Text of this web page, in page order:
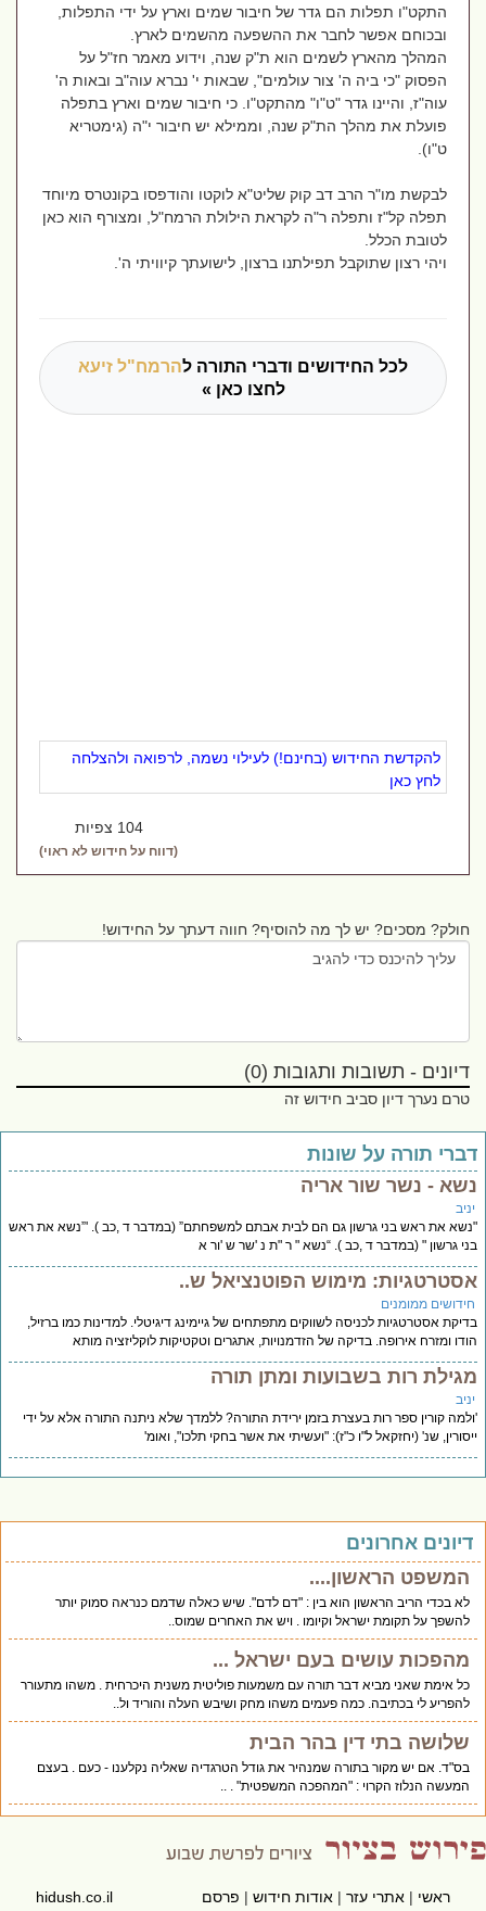
התקט"ו תפלות הם גדר של חיבור שמים וארץ על ידי התפלות,
ובכוחם אפשר לחבר את ההשפעה מהשמים לארץ.
המהלך מהארץ לשמים הוא ת"ק שנה, וידוע מאמר חז"ל על
הפסוק "כי ביה ה' צור עולמים", שבאות י' נברא עוה"ב ובאות ה'
עוה"ז, והיינו גדר "ט"ו" מהתקט"ו. כי חיבור שמים וארץ בתפלה
פועלת את מהלך הת"ק שנה, וממילא יש חיבור י"ה (גימטריא
ט"ו).
לבקשת מו"ר הרב דב קוק שליט"א לוקטו והודפסו בקונטרס מיוחד
תפלה קל"ז ותפלה ר"ה לקראת הילולת הרמח"ל, ומצורף הוא כאן
לטובת הכלל.
ויהי רצון שתוקבל תפילתנו ברצון, לישועתך קיוויתי ה'.
לכל החידושים ודברי התורה להרמח"ל זיעא
לחצו כאן »
להקדשת החידוש (בחינם!) לעילוי נשמה, לרפואה ולהצלחה
לחץ כאן
104 צפיות
(דווח על חידוש לא ראוי)
חולק? מסכים? יש לך מה להוסיף? חווה דעתך על החידוש!
דיונים - תשובות ותגובות (0)
טרם נערך דיון סביב חידוש זה
תורה על שונות
- נשר שור אריה
את ראש בני גרשון גם הם לבית אבתם למשפחתם” (במדבר ד ,כב ). '”נשא את ראש
גרשון " (במדבר ד ,כב ). “נשא " ר "ת נ 'שר ש 'ור א
מימוש הפוטנציאל ש..
ממומנים
אסטרטגיות לכניסה לשווקים מתפתחים של גיימינג דיגיטלי. למדינות כמו ברזיל,
ומזרח אירופה. בדיקה של הזדמנויות, אתגרים וטקטיקות לוקליזציה מותא
רות בשבועות ומתן תורה
קורין ספר רות בעצרת בזמן ירידת התורה? ללמדך שלא ניתנה התורה אלא על ידי
שנ' (יחזקאל ל"ו כ"ז): "ועשיתי את אשר בחקי תלכו", ואומ'
אחרונים
המשפט הראשון....
לא בכדי הריב הראשון הוא בין : "דם לדם". שיש כאלה שדמם כנראה סמוק יותר
להשפך על תקומת ישראל וקיומו . ויש את האחרים שמוס..
מהפכות עושים בעם ישראל ...
כל אימת שאני מביא דבר תורה עם משמעות פוליטית משנית היכרחית . משהו מתעורר
להפריע לי בכתיבה. כמה פעמים משהו מחק ושיבש העלה והוריד ול..
שלושה בתי דין בהר הבית
בס"ד. אם יש מקור בתורה שמנהיר את גודל הטרגדיה שאליה נקלענו - כעם . בעצם
המעשה הנלוז הקרוי : "המהפכה המשפטית" . ..
ראשי|אתרי עזר|אודות חידוש|פרסם
hidush.co.il